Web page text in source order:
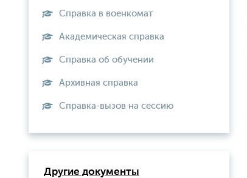
Справка в военкомат
Академическая справка
Справка об обучении
Архивная справка
Справка-вызов на сессию
Другие документы